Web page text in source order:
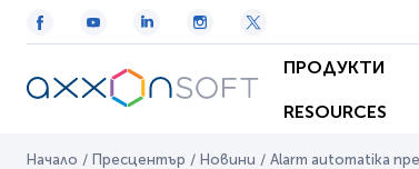
ПРОДУКТИ
RESOURCES
Начало / Пресцентър / Новини / Alarm automatika